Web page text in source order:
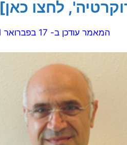
לחצו כאן]
המאמר עודכן ב- 17 בפברואר 2021